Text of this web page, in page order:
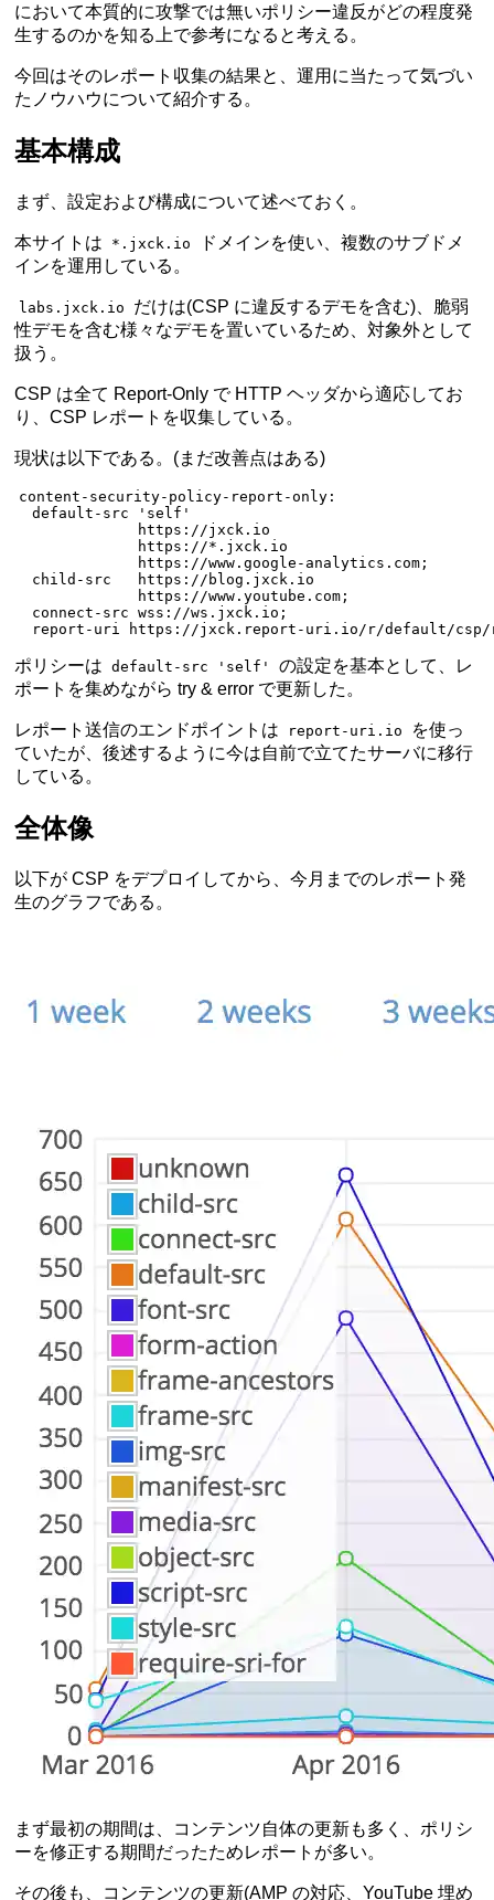
において本質的に攻撃では無いポリシー違反がどの程度発
生するのかを知る上で参考になると考える。
今回はそのレポート収集の結果と、運用に当たって気づい
たノウハウについて紹介する。
基本構成
まず、設定および構成について述べておく。
本サイトは *.jxck.io
ドメインを使い、複数のサブドメ
インを運用している。
labs.jxck.io
だけは(CSP に違反するデモを含む)、脆弱
性デモを含む様々なデモを置いているため、対象外として
扱う。
CSP は全て Report-Only で HTTP ヘッダから適応してお
り、CSP レポートを収集している。
現状は以下である。(まだ改善点はある)
content-security-policy-report-only :
  default-src 'self'
              https://jxck.io
              https://*.jxck.io
              https://www.google-analytics.com;
  child-src   https://blog.jxck.io
              https://www.youtube.com;
  connect-src wss://ws.jxck.io;
report-uri https://jxck.report-uri.io/r/default/
ポリシーは default-src 'self'
の設定を基本として、レ
ポートを集めながら try & error で更新した。
レポート送信のエンドポイントは report-uri.io
を使っ
ていたが、後述するように今は自前で立てたサーバに移行
している。
全体像
以下が CSP をデプロイしてから、今月までのレポート発
生のグラフである。
まず最初の期間は、コンテンツ自体の更新も多く、ポリシ
ーを修正する期間だったためレポートが多い。
その後も、コンテンツの更新(AMP の対応、YouTube 埋め